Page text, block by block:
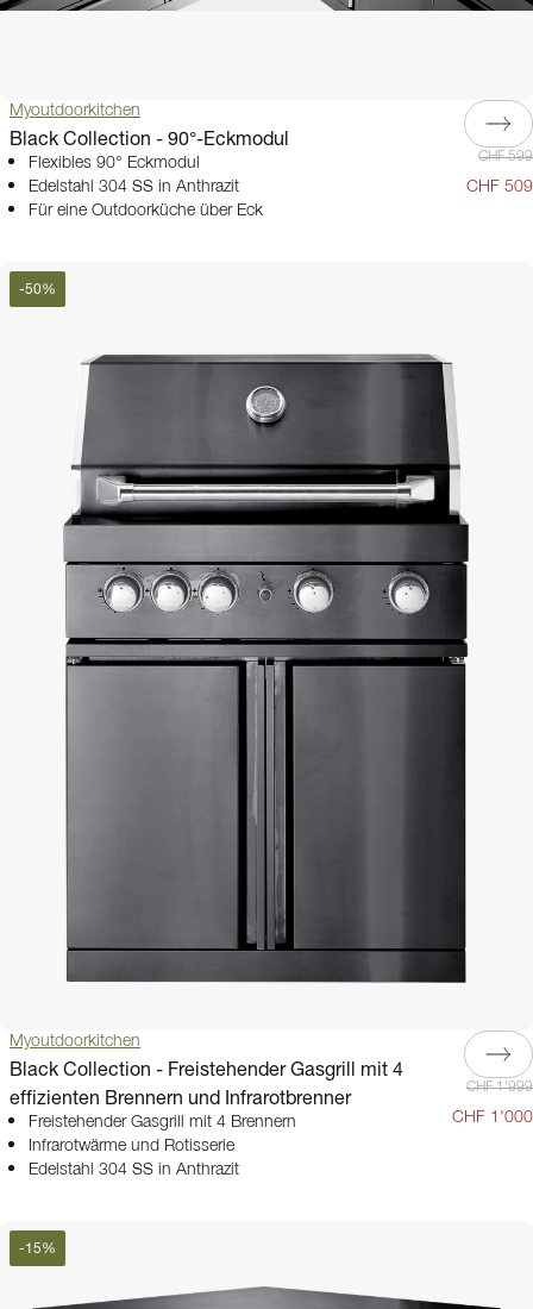
Myoutdoorkitchen
Black Collection - 90°-Eckmodul
Flexibles 90° Eckmodul
Edelstahl 304 SS in Anthrazit
Für eine Outdoorküche über Eck
CHF 599
CHF 509
-50%
Myoutdoorkitchen
Black Collection - Freistehender Gasgrill mit 4
effizienten Brennern und Infrarotbrenner
Freistehender Gasgrill mit 4 Brennern
Infrarotwärme und Rotisserie
Edelstahl 304 SS in Anthrazit
CHF 1'999
CHF 1'000
-15%